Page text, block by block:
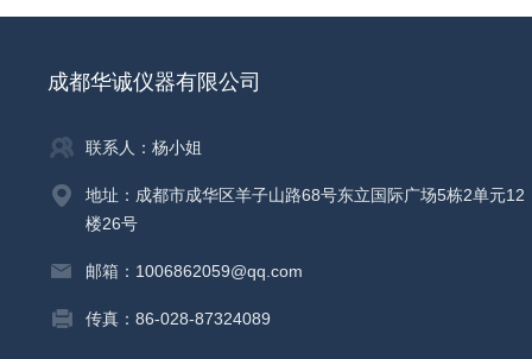
成都华诚仪器有限公司
联系人：杨小姐
地址：成都市成华区羊子山路68号东立国际广场5栋2单元12
楼26号
邮箱：1006862059@qq.com
传真：86-028-87324089